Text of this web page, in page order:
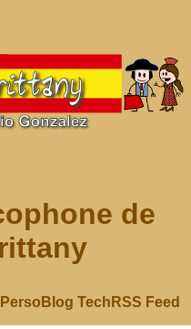
de
Blog Tech RSS Feed